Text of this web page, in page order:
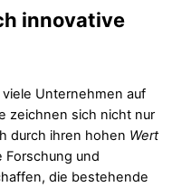
innovative
Unternehmen auf
zeichnen sich nicht nur
durch ihren hohen Wert
Forschung und
die bestehende